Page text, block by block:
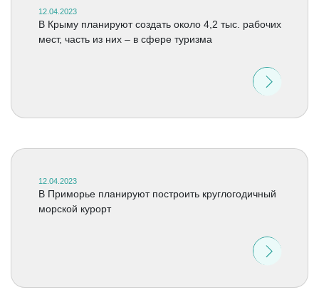
12.04.2023
В Крыму планируют создать около 4,2 тыс. рабочих
мест, часть из них – в сфере туризма
12.04.2023
В Приморье планируют построить круглогодичный
морской курорт